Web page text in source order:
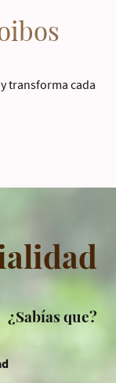
transforma cada
¿Sabías que?